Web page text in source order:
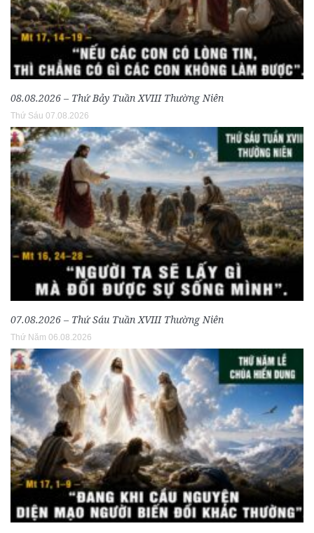
08.08.2026 – Thứ Bảy Tuần XVIII Thường Niên
Thứ Sáu 07.08.2026
07.08.2026 – Thứ Sáu Tuần XVIII Thường Niên
Thứ Năm 06.08.2026